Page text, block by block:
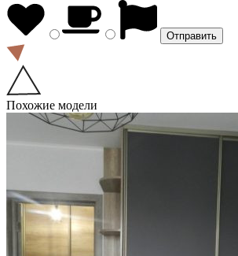
Похожие модели